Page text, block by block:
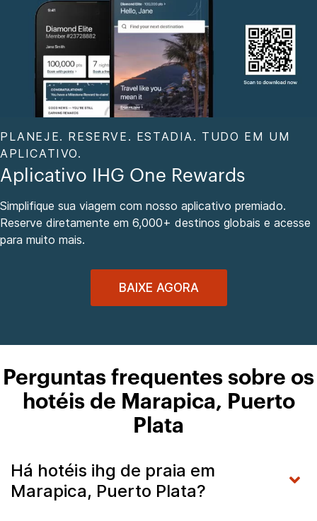
PLANEJE. RESERVE. ESTADIA. TUDO EM UM
APLICATIVO.
Aplicativo IHG One Rewards
Simplifique sua viagem com nosso aplicativo premiado.
Reserve diretamente em 6,000+ destinos globais e acesse
para muito mais.
BAIXE AGORA
Perguntas frequentes sobre os
hotéis de Marapica, Puerto
Plata
Há hotéis ihg de praia em
Marapica, Puerto Plata?